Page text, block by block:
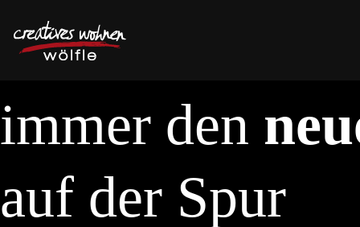
immer den
auf der Spur